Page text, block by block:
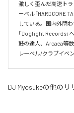
激しく歪んだ高速ト
ーベル「HARDCORE
している。国内外問
「Dogfight Records」
鼓の達人、Arcaea等
レーベル/クラブイベ
DJ Myosukeの他のリ